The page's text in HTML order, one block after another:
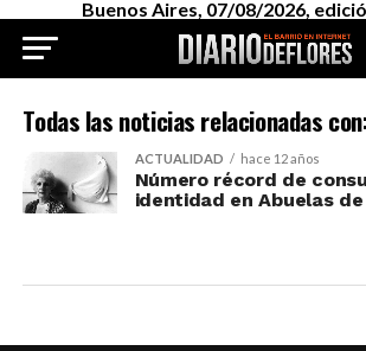
Buenos Aires, 07/08/2026,
Todas las noticias relacionadas
ACTUALIDAD hace 12 años
Número récord de
identidad en Abuelas